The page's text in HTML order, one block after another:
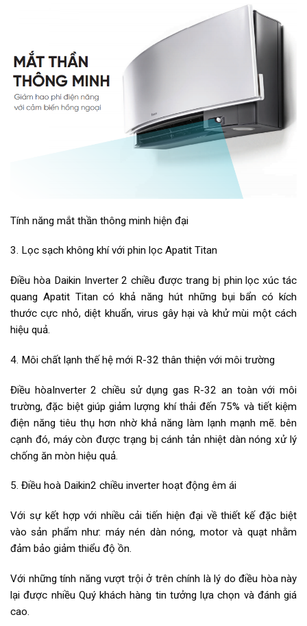
Tính năng mắt thần thông minh hiện đại
3. Lọc sạch không khí với phin lọc Apatit Titan
Điều hòa Daikin Inverter 2 chiều được trang bị phin lọc xúc tác
quang Apatit Titan có khả năng hút những bụi bẩn có kích
thước cực nhỏ, diệt khuẩn, virus gây hại và khử mùi một cách
hiệu quả.
4. Môi chất lạnh thế hệ mới R-32 thân thiện với môi trường
Điều hòaInverter 2 chiều sử dụng gas R-32 an toàn với môi
trường, đặc biệt giúp giảm lượng khí thải đến 75% và tiết kiệm
điện năng tiêu thụ hơn nhờ khả năng làm lạnh mạnh mẽ. bên
cạnh đó, máy còn được trạng bị cánh tản nhiệt dàn nóng xử lý
chống ăn mòn hiệu quả.
5. Điều hoà Daikin2 chiều inverter hoạt động êm ái
Với sự kết hợp với nhiều cải tiến hiện đại về thiết kế đặc biệt
vào sản phẩm như: máy nén dàn nóng, motor và quạt nhằm
đảm bảo giảm thiểu độ ồn.
Với những tính năng vượt trội ở trên chính là lý do điều hòa này
lại được nhiều Quý khách hàng tin tưởng lựa chọn và đánh giá
cao.